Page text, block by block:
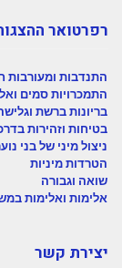
רפרטואר
התנדבות ומעורבות
התמכרויות סמים
בריונות ברשת
בטיחות וזהירות
ניצול מיני של בני
הטרדות מיניות
שואה וגבורה
אלימות ואלימות
יצירת קשר